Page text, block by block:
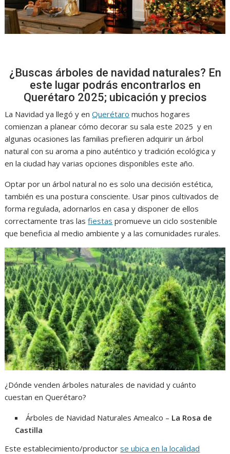
¿Buscas árboles de navidad naturales? En
este lugar podrás encontrarlos en
Querétaro 2025; ubicación y precios
La Navidad ya llegó y enQuerétaro muchos hogares
comienzan a planear cómo decorar su sala este 2025 y en
algunas ocasiones las familias prefieren adquirir un árbol
natural con su aroma a pino auténtico y tradición ecológica y
en la ciudad hay varias opciones disponibles este año.
Optar por un árbol natural no es solo una decisión estética,
también es una postura consciente. Usar pinos cultivados de
forma regulada, adornarlos en casa y disponer de ellos
correctamente tras lasfiestas promueve un ciclo sostenible
que beneficia al medio ambiente y a las comunidades rurales.
¿Dónde venden árboles naturales de navidad y cuánto
cuestan en Querétaro?
Árboles de Navidad Naturales Amealco – La Rosa de
Castilla
Este establecimiento/productorse ubica en la localidad